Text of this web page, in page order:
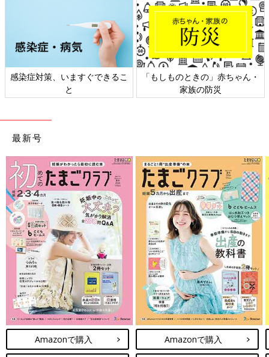
赤ちゃんとママのための寝具ブランドで、ママの声を生かした製
品づくりが特長。ナチュラル系のおしゃれデザインも好評。
※写真は「立体ファイバー敷ふとん スリーパー付きベビー布団 5
点セットレギュラーサイズ（70×120cm） Airy エアリー」
1万5990円
通気性のいい立体ファイバー敷布団、シーツ、スリーパー、ガー
ゼケット、収納バッグの5点セット。
公式サイトで見る
Amazonで見る
感染症対策、いますぐできるこ
と
「もしものときの」赤ちゃん・
家族の防災
最新号
Amazonで購入 Amazonで購入